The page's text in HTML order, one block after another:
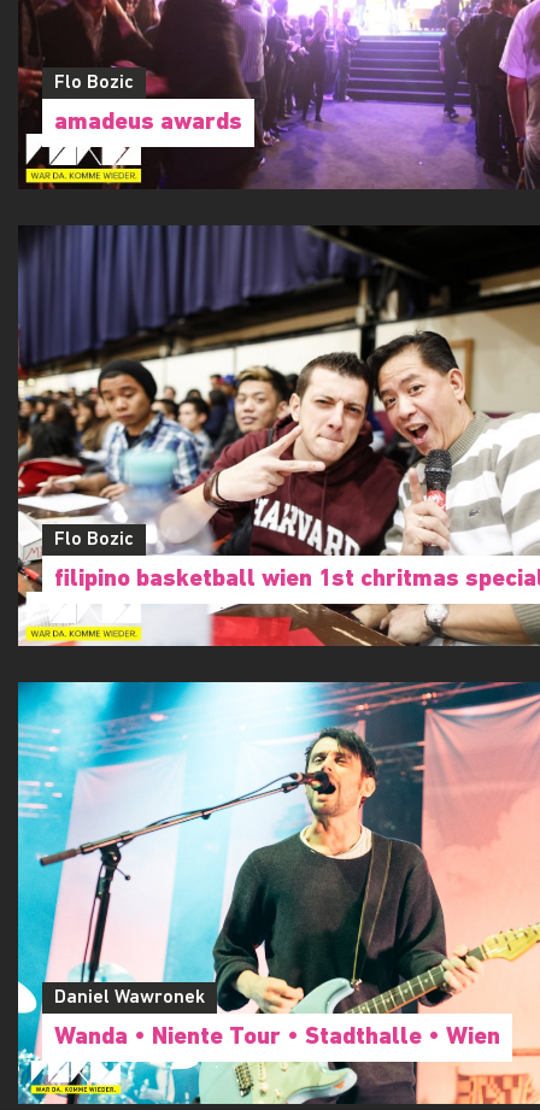
Flo Bozic
amadeus awards
Flo Bozic
filipino basketball wien 1st chritmas
Daniel Wawronek
Wanda • Niente Tour • Stadthalle • Wien